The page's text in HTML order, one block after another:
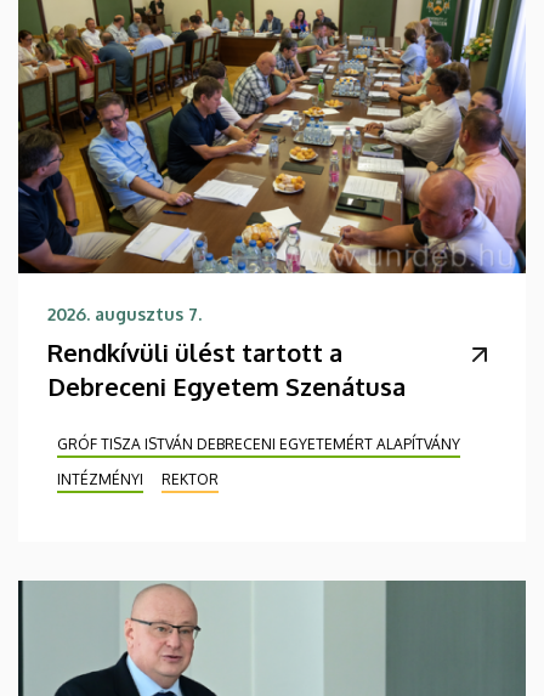
2026. augusztus 7.
Rendkívüli ülést tartott a
Debreceni Egyetem Szenátusa
GRÓF TISZA ISTVÁN DEBRECENI EGYETEMÉRT ALAPÍTVÁNY
INTÉZMÉNYI
REKTOR